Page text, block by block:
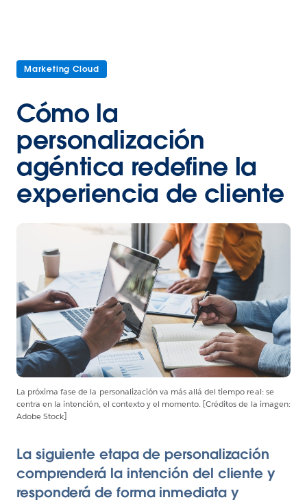
Marketing Cloud
Cómo la
personalización
agéntica redefine la
experiencia de cliente
La próxima fase de la personalización va más allá del tiempo real: se
centra en la intención, el contexto y el momento. [Créditos de la imagen:
Adobe Stock]
La siguiente etapa de personalización
comprenderá la intención del cliente y
responderá de forma inmediata y